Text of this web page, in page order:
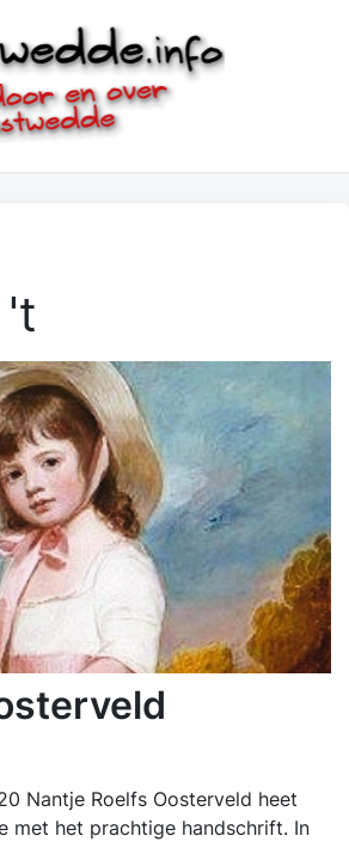
Nantje Roelfs Oosterveld heet
met het prachtige handschrift. In